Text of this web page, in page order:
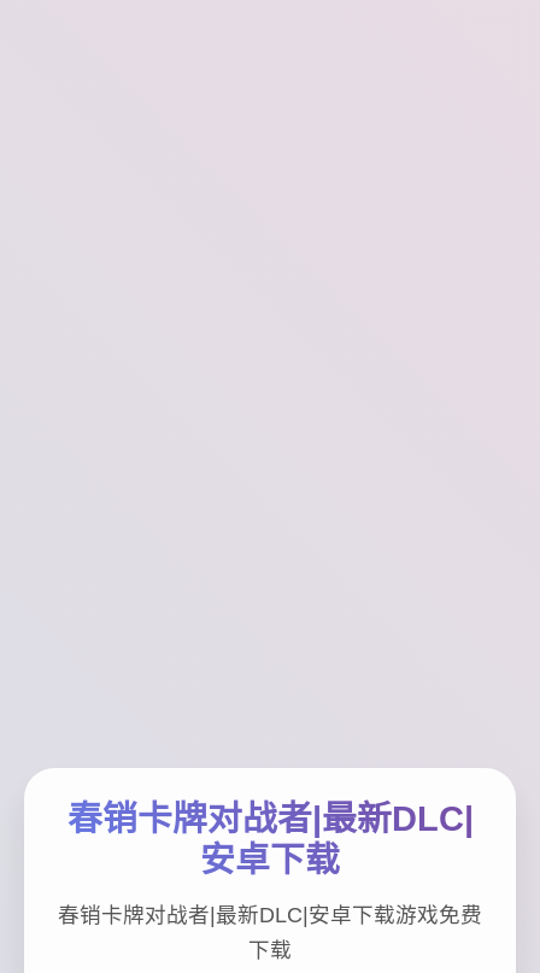
春销卡牌对战者|最新DLC|
安卓下载
春销卡牌对战者|最新DLC|安卓下载游戏免费
下载